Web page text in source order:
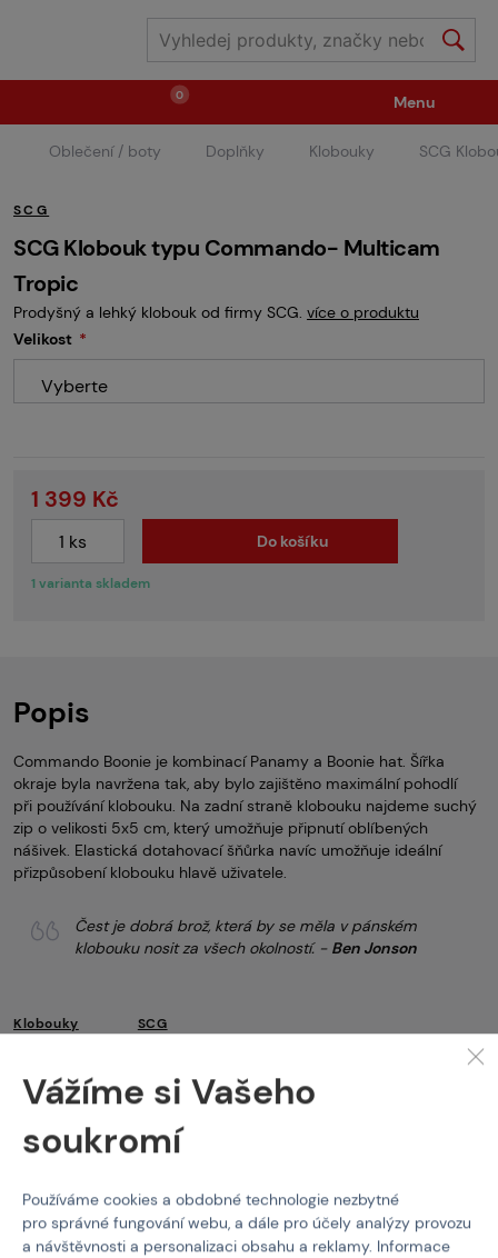
0
Zbraně Střelivo / plyny
Náhradní díly / upgrade Příslušenství ke zbraním
Výstroj Oblečení / boty Pyrotechnika
II.Jakost Vstupenky na akce
Menu
Oblečení / boty Doplňky Klobouky SCG
SCG
SCG Klobouk typu Commando- Multicam
Tropic
Prodyšný a lehký klobouk od firmy SCG. více o produktu
Velikost
Vyberte
1 varianta skladem
1 399 Kč
Do košíku
Popis
Commando Boonie je kombinací Panamy a Boonie hat. Šířka
okraje byla navržena tak, aby bylo zajištěno maximální pohodlí
při používání klobouku. Na zadní straně klobouku najdeme suchý
zip o velikosti 5x5 cm, který umožňuje připnutí oblíbených
nášivek. Elastická dotahovací šňůrka navíc umožňuje ideální
přizpůsobení klobouku hlavě uživatele.
Čest je dobrá brož, která by se měla v pánském
klobouku nosit za všech okolností. - Ben Jonson
Klobouky SCG
Vlastnosti
Kód produktu
Vážíme si Vašeho
soukromí
Používáme cookies a obdobné technologie nezbytné
pro správné fungování webu, a dále pro účely analýzy provozu
a návštěvnosti a personalizaci obsahu a reklamy. Informace